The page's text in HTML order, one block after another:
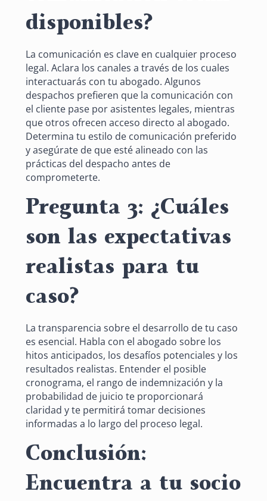
disponibles?
La comunicación es clave en cualquier proceso
legal. Aclara los canales a través de los cuales
interactuarás con tu abogado. Algunos
despachos prefieren que la comunicación con
el cliente pase por asistentes legales, mientras
que otros ofrecen acceso directo al abogado.
Determina tu estilo de comunicación preferido
y asegúrate de que esté alineado con las
prácticas del despacho antes de
comprometerte.
Pregunta 3: ¿Cuáles
son las expectativas
realistas para tu
caso?
La transparencia sobre el desarrollo de tu caso
es esencial. Habla con el abogado sobre los
hitos anticipados, los desafíos potenciales y los
resultados realistas. Entender el posible
cronograma, el rango de indemnización y la
probabilidad de juicio te proporcionará
claridad y te permitirá tomar decisiones
informadas a lo largo del proceso legal.
Conclusión:
Encuentra a tu socio